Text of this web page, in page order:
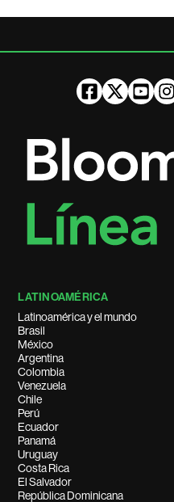
LATINOAMÉRICA
Latinoamérica y el mundo
Brasil
México
Argentina
Colombia
Venezuela
Chile
Perú
Ecuador
Panamá
Uruguay
Costa Rica
El Salvador
República Dominicana